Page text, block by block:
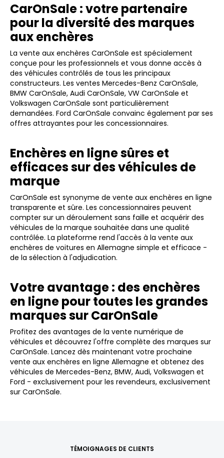
CarOnSale : votre partenaire
pour la diversité des marques
aux enchères
La vente aux enchères CarOnSale est spécialement
conçue pour les professionnels et vous donne accès à
des véhicules contrôlés de tous les principaux
constructeurs. Les ventes Mercedes-Benz CarOnSale,
BMW CarOnSale, Audi CarOnSale, VW CarOnSale et
Volkswagen CarOnSale sont particulièrement
demandées. Ford CarOnSale convainc également par ses
offres attrayantes pour les concessionnaires.
Enchères en ligne sûres et
efficaces sur des véhicules de
marque
CarOnSale est synonyme de vente aux enchères en ligne
transparente et sûre. Les concessionnaires peuvent
compter sur un déroulement sans faille et acquérir des
véhicules de la marque souhaitée dans une qualité
contrôlée. La plateforme rend l'accès à la vente aux
enchères de voitures en Allemagne simple et efficace -
de la sélection à l'adjudication.
Votre avantage : des enchères
en ligne pour toutes les grandes
marques sur CarOnSale
Profitez des avantages de la vente numérique de
véhicules et découvrez l'offre complète des marques sur
CarOnSale. Lancez dès maintenant votre prochaine
vente aux enchères en ligne Allemagne et obtenez des
véhicules de Mercedes-Benz, BMW, Audi, Volkswagen et
Ford - exclusivement pour les revendeurs, exclusivement
sur CarOnSale.
TÉMOIGNAGES DE CLIENTS